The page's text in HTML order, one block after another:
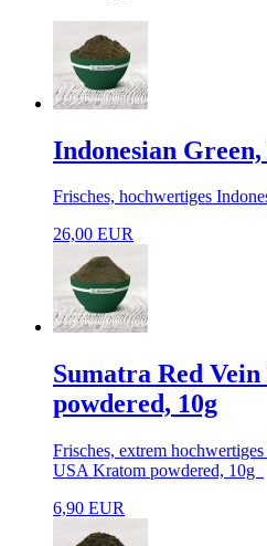
Indonesian Green,
Frisches, hochwertiges
26,00 EUR
Sumatra Red
powdered, 10g
Frisches, extrem
USA Kratom powdered, 10g
6,90 EUR